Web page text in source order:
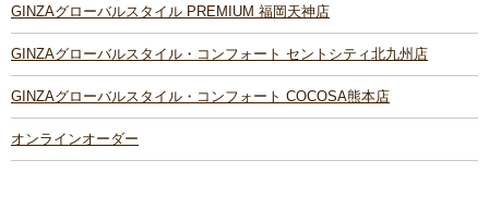
GINZAグローバルスタイル PREMIUM 福岡天神店
GINZAグローバルスタイル・コンフォート セントシティ北九州店
GINZAグローバルスタイル・コンフォート COCOSA熊本店
オンラインオーダー